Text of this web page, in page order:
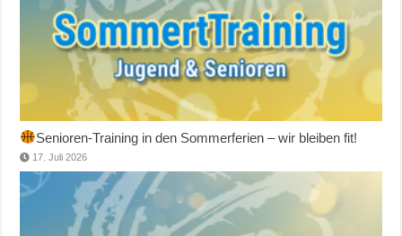
Senioren-Training in den Sommerferien – wir bleiben fit!
17. Juli 2026